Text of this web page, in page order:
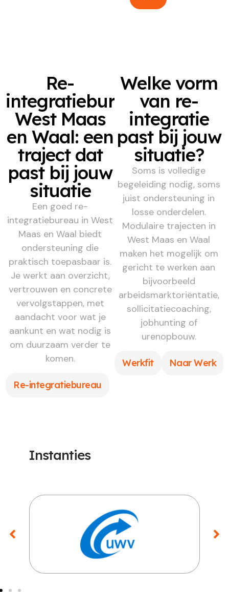
Re-
integratiebureau
West Maas
en Waal: een
traject dat
past bij jouw
situatie
Een goed re-
integratiebureau in West
Maas en Waal biedt
ondersteuning die
praktisch toepasbaar is.
Je werkt aan overzicht,
vertrouwen en concrete
vervolgstappen, met
aandacht voor wat je
aankunt en wat nodig is
om duurzaam verder te
komen.
Re-integratiebureau
Welke vorm
van re-
integratie
past bij jouw
situatie?
Soms is volledige
begeleiding nodig, soms
juist ondersteuning in
losse onderdelen.
Modulaire trajecten in
West Maas en Waal
maken het mogelijk om
gericht te werken aan
bijvoorbeeld
arbeidsmarktoriëntatie,
sollicitatiecoaching,
jobhunting of
urenopbouw.
Werkfit Naar Werk
Instanties